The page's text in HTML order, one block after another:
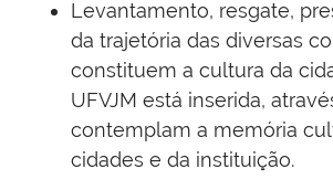
Levantamento, resgate,
da trajetória das diversas
constituem a cultura da
UFVJM está inserida,
contemplam a memória
cidades e da instituição.